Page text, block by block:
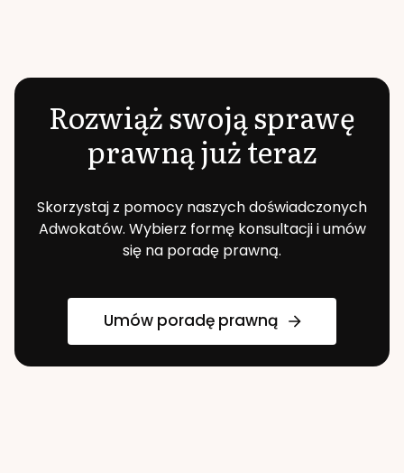
Rozwiąż swoją sprawę
prawną już teraz
Skorzystaj z pomocy naszych doświadczonych
Adwokatów. Wybierz formę konsultacji i umów
się na poradę prawną.
Umów poradę prawną